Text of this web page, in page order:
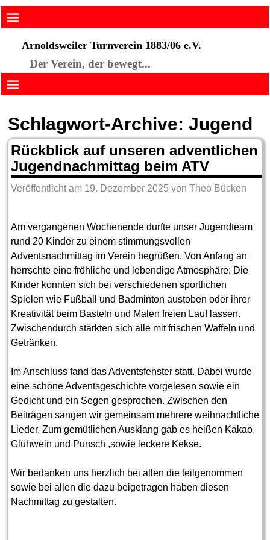
Arnoldsweiler Turnverein 1883/06 e.V.
Der Verein, der bewegt...
Schlagwort-Archive:Jugend
Rückblick auf unseren adventlichen
Jugendnachmittag beim ATV
Veröffentlicht am 19. Dezember 2025 vonTheo Bücken
Am vergangenen Wochenende durfte unser Jugendteam
rund 20 Kinder zu einem stimmungsvollen
Adventsnachmittag im Verein begrüßen. Von Anfang an
herrschte eine fröhliche und lebendige Atmosphäre: Die
Kinder konnten sich bei verschiedenen sportlichen
Spielen wie Fußball und Badminton austoben oder ihrer
Kreativität beim Basteln und Malen freien Lauf lassen.
Zwischendurch stärkten sich alle mit frischen Waffeln und
Getränken.
Im Anschluss fand das Adventsfenster statt. Dabei wurde
eine schöne Adventsgeschichte vorgelesen sowie ein
Gedicht und ein Segen gesprochen. Zwischen den
Beiträgen sangen wir gemeinsam mehrere weihnachtliche
Lieder. Zum gemütlichen Ausklang gab es heißen Kakao,
Glühwein und Punsch ,sowie leckere Kekse.
Wir bedanken uns herzlich bei allen die teilgenommen
sowie bei allen die dazu beigetragen haben diesen
Nachmittag zu gestalten.